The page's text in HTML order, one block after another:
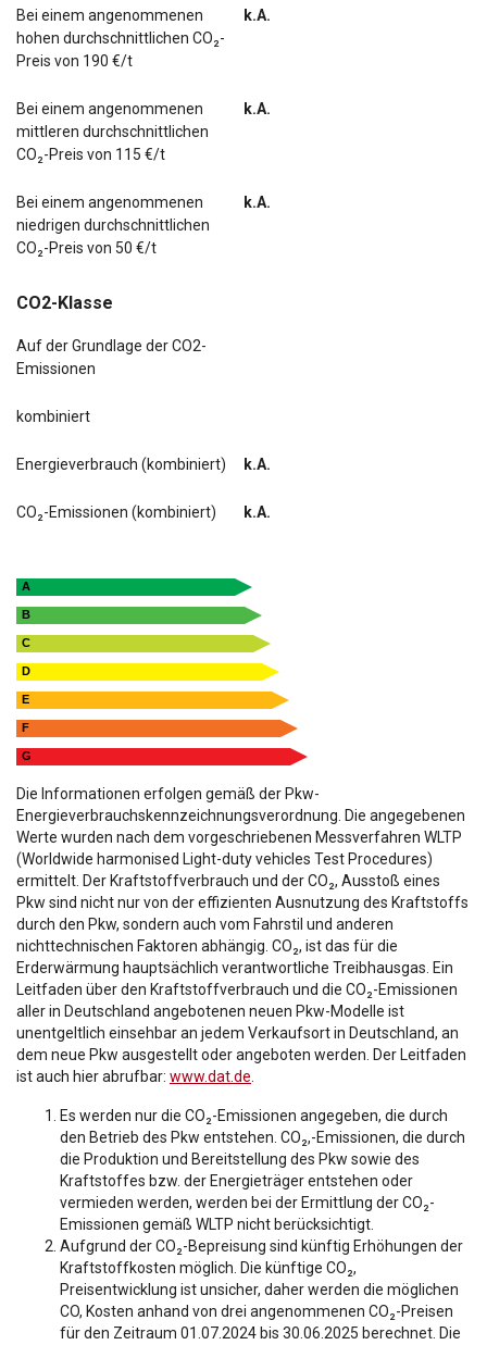
Bei einem angenommenen
hohen durchschnittlichen CO₂-
Preis von 190 €/t
k.A.
Bei einem angenommenen
mittleren durchschnittlichen
CO₂-Preis von 115 €/t
k.A.
Bei einem angenommenen
niedrigen durchschnittlichen
CO₂-Preis von 50 €/t
k.A.
CO2-Klasse
Auf der Grundlage der CO2-
Emissionen
kombiniert
Energieverbrauch (kombiniert) k.A.
CO₂-Emissionen (kombiniert) k.A.
A
B
C
D
E
F
G
Die Informationen erfolgen gemäß der Pkw-
Energieverbrauchskennzeichnungsverordnung. Die angegebenen
Werte wurden nach dem vorgeschriebenen Messverfahren WLTP
(Worldwide harmonised Light-duty vehicles Test Procedures)
ermittelt. Der Kraftstoffverbrauch und der CO₂, Ausstoß eines
Pkw sind nicht nur von der effizienten Ausnutzung des Kraftstoffs
durch den Pkw, sondern auch vom Fahrstil und anderen
nichttechnischen Faktoren abhängig. CO₂, ist das für die
Erderwärmung hauptsächlich verantwortliche Treibhausgas. Ein
Leitfaden über den Kraftstoffverbrauch und die CO₂-Emissionen
aller in Deutschland angebotenen neuen Pkw-Modelle ist
unentgeltlich einsehbar an jedem Verkaufsort in Deutschland, an
dem neue Pkw ausgestellt oder angeboten werden. Der Leitfaden
ist auch hier abrufbar: www.dat.de.
Es werden nur die CO₂-Emissionen angegeben, die durch
den Betrieb des Pkw entstehen. CO₂,-Emissionen, die durch
die Produktion und Bereitstellung des Pkw sowie des
Kraftstoffes bzw. der Energieträger entstehen oder
vermieden werden, werden bei der Ermittlung der CO₂-
Emissionen gemäß WLTP nicht berücksichtigt.
Aufgrund der CO₂-Bepreisung sind künftig Erhöhungen der
Kraftstoffkosten möglich. Die künftige CO₂,
Preisentwicklung ist unsicher, daher werden die möglichen
CO, Kosten anhand von drei angenommenen CO₂-Preisen
für den Zeitraum 01.07.2024 bis 30.06.2025 berechnet. Die